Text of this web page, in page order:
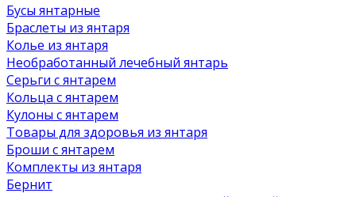
Бусы янтарные
Браслеты из янтаря
Колье из янтаря
Необработанный лечебный янтарь
Серьги с янтарем
Кольца с янтарем
Кулоны с янтарем
Товары для здоровья из янтаря
Броши с янтарем
Комплекты из янтаря
Бернит